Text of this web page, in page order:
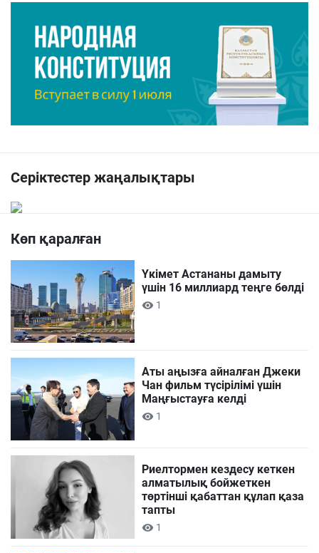
Серіктестер жаңалықтары
Көп қаралған
Үкімет Астананы дамыту
үшін 16 миллиард теңге бөлді
1
Аты аңызға айналған Джеки
Чан фильм түсірілімі үшін
Маңғыстауға келді
1
Риелтормен кездесу кеткен
алматылық бойжеткен
төртінші қабаттан құлап қаза
тапты
1